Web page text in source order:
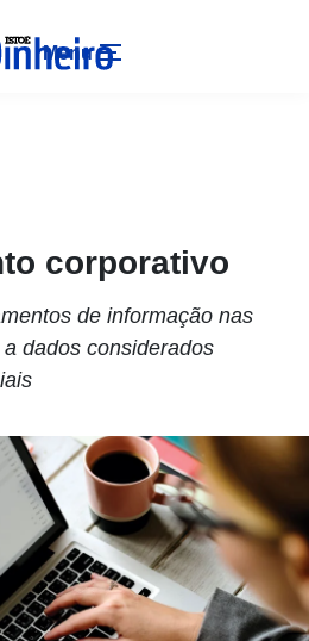
Menu
corporativo
de informação nas
dados considerados